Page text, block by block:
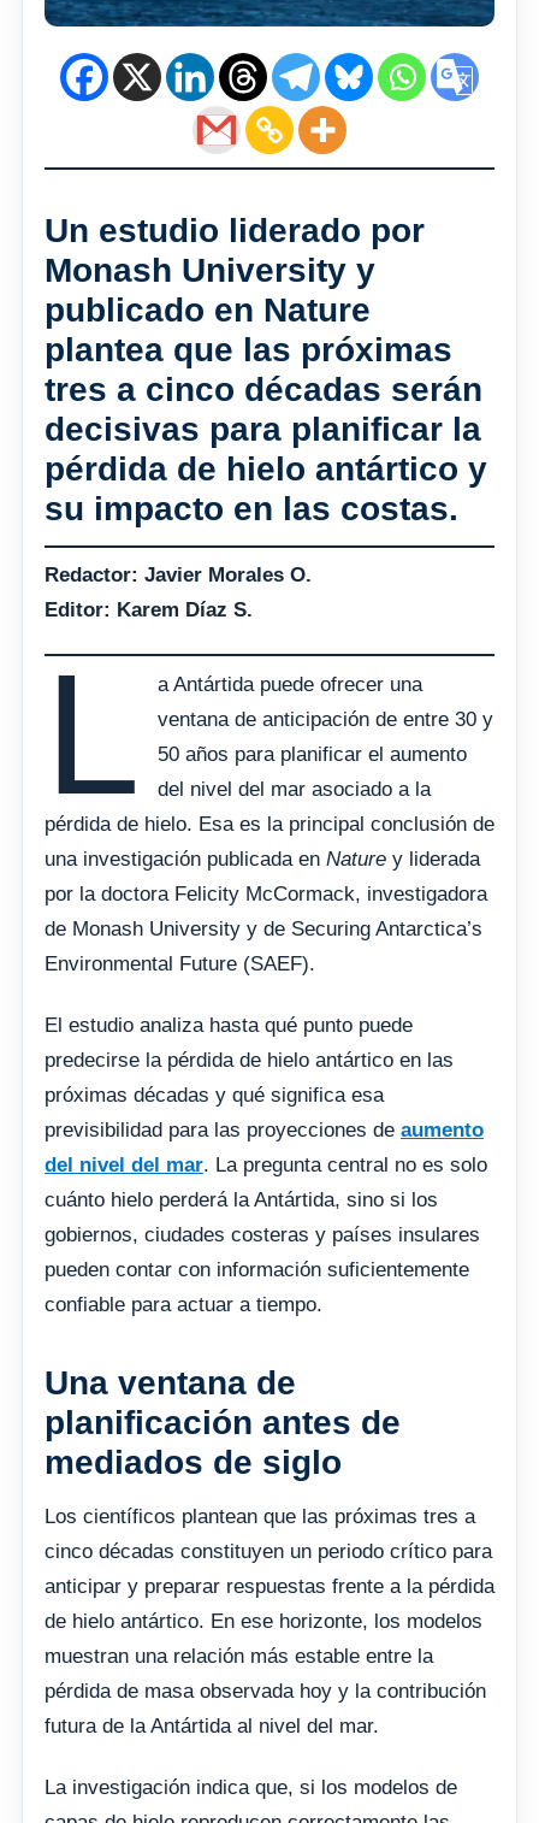
Un estudio liderado por
Monash University y
publicado en Nature
plantea que las próximas
tres a cinco décadas serán
decisivas para planificar la
pérdida de hielo antártico y
su impacto en las costas.
Redactor: Javier Morales O.
Editor: Karem Díaz S.
L
a Antártida puede ofrecer una
ventana de anticipación de entre 30 y
50 años para planificar el aumento
del nivel del mar asociado a la
pérdida de hielo. Esa es la principal conclusión de
una investigación publicada en Nature y liderada
por la doctora Felicity McCormack, investigadora
de Monash University y de Securing Antarctica’s
Environmental Future (SAEF).
El estudio analiza hasta qué punto puede
predecirse la pérdida de hielo antártico en las
próximas décadas y qué significa esa
previsibilidad para las proyecciones de aumento
del nivel del mar. La pregunta central no es solo
cuánto hielo perderá la Antártida, sino si los
gobiernos, ciudades costeras y países insulares
pueden contar con información suficientemente
confiable para actuar a tiempo.
Una ventana de
planificación antes de
mediados de siglo
Los científicos plantean que las próximas tres a
cinco décadas constituyen un periodo crítico para
anticipar y preparar respuestas frente a la pérdida
de hielo antártico. En ese horizonte, los modelos
muestran una relación más estable entre la
pérdida de masa observada hoy y la contribución
futura de la Antártida al nivel del mar.
La investigación indica que, si los modelos de